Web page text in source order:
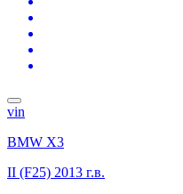
vin
BMW X3
II (F25) 2013 г.в.